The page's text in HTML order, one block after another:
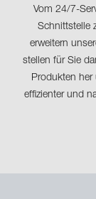
Vom 24/7-
Schnittstelle
erweitern
stellen für Sie
Produkten her
effizienter und